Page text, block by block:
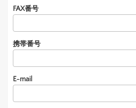
FAX番号
携帯番号
E-mail